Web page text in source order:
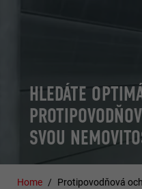
HLEDÁTE
SVOU
Home Protipovodňová